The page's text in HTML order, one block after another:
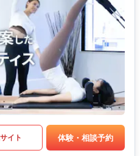
イト 体験・相談予約